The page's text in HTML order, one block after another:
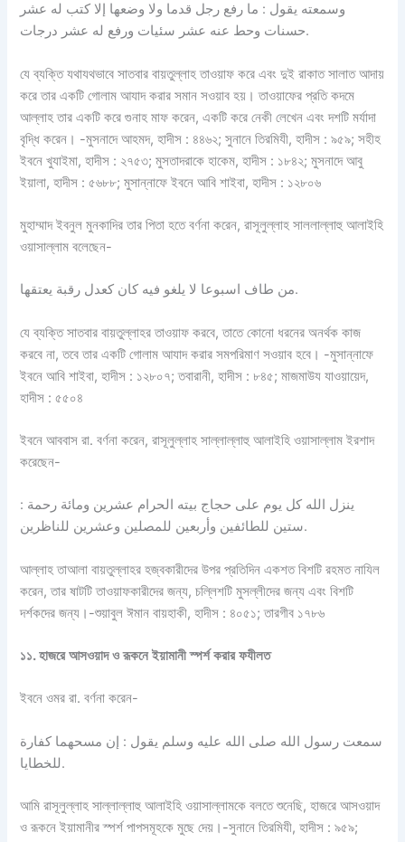
وسمعته يقول : ما رفع رجل قدما ولا وضعها إلا كتب له عشر
حسنات وحط عنه عشر سئيات ورفع له عشر درجات.
যে ব্যক্তি যথাযথভাবে সাতবার বায়তুল্লাহ তাওয়াফ করে এবং দুই রাকাত সালাত আদায়
করে তার একটি গোলাম আযাদ করার সমান সওয়াব হয়। তাওয়াফের প্রতি কদমে
আল্লাহ তার একটি করে গুনাহ মাফ করেন, একটি করে নেকী লেখেন এবং দশটি মর্যাদা
বৃদ্ধি করেন। -মুসনাদে আহমদ, হাদীস : ৪৪৬২; সুনানে তিরমিযী, হাদীস : ৯৫৯; সহীহ
ইবনে খুযাইমা, হাদীস : ২৭৫৩; মুসতাদরাকে হাকেম, হাদীস : ১৮৪২; মুসনাদে আবু
ইয়ালা, হাদীস : ৫৬৮৮; মুসান্নাফে ইবনে আবি শাইবা, হাদীস : ১২৮০৬
মুহাম্মাদ ইবনুল মুনকাদির তার পিতা হতে বর্ণনা করেন, রাসূলুল্লাহ সাললাল্লাহু আলাইহি
ওয়াসাল্লাম বলেছেন-
من طاف اسبوعا لا يلغو فيه كان كعدل رقبة يعتقها.
যে ব্যক্তি সাতবার বায়তুল্লাহর তাওয়াফ করবে, তাতে কোনো ধরনের অনর্থক কাজ
করবে না, তবে তার একটি গোলাম আযাদ করার সমপরিমাণ সওয়াব হবে। -মুসান্নাফে
ইবনে আবি শাইবা, হাদীস : ১২৮০৭; তবারানী, হাদীস : ৮৪৫; মাজমাউয যাওয়ায়েদ,
হাদীস : ৫৫০৪
ইবনে আববাস রা. বর্ণনা করেন, রাসূলুল্লাহ সাল্লাল্লাহু আলাইহি ওয়াসাল্লাম ইরশাদ
করেছেন-
ينزل الله كل يوم على حجاج بيته الحرام عشرين ومائة رحمة :
ستين للطائفين وأربعين للمصلين وعشرين للناظرين.
আল্লাহ তাআলা বায়তুল্লাহর হজ্বকারীদের উপর প্রতিদিন একশত বিশটি রহমত নাযিল
করেন, তার ষাটটি তাওয়াফকারীদের জন্য, চল্লিশটি মুসল্লীদের জন্য এবং বিশটি
দর্শকদের জন্য।-শুয়াবুল ঈমান বায়হাকী, হাদীস : ৪০৫১; তারগীব ১৭৮৬
১১.হাজরে আসওয়াদ ও রূকনে ইয়ামানী স্পর্শ করার ফযীলত
ইবনে ওমর রা. বর্ণনা করেন-
سمعت رسول الله صلى الله عليه وسلم يقول : إن مسحهما كفارة
للخطايا.
আমি রাসূলুল্লাহ সাল্লাল্লাহু আলাইহি ওয়াসাল্লামকে বলতে শুনেছি, হাজরে আসওয়াদ
ও রূকনে ইয়ামানীর স্পর্শ পাপসমূহকে মুছে দেয়।-সুনানে তিরমিযী, হাদীস : ৯৫৯;